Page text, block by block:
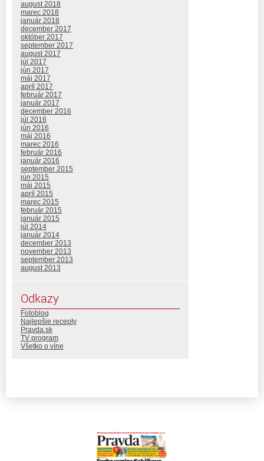
august 2018
marec 2018
január 2018
december 2017
október 2017
september 2017
august 2017
júl 2017
jún 2017
máj 2017
apríl 2017
február 2017
január 2017
december 2016
júl 2016
jún 2016
máj 2016
marec 2016
február 2016
január 2016
september 2015
jún 2015
máj 2015
apríl 2015
marec 2015
február 2015
január 2015
júl 2014
január 2014
december 2013
november 2013
september 2013
august 2013
Odkazy
Fotoblog
Najlepšie recepty
Pravda.sk
TV program
Všetko o víne